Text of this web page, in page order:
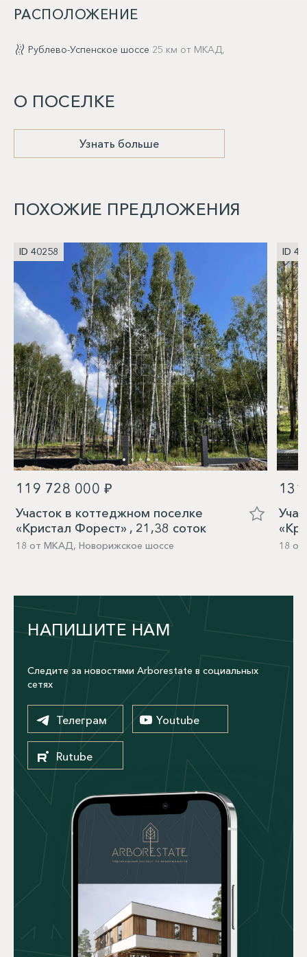
РАСПОЛОЖЕНИЕ
Рублево-Успенское шоссе 25 км от МКАД,
О ПОСЕЛКЕ
Узнать больше
ПОХОЖИЕ ПРЕДЛОЖЕНИЯ
ID 40258
119 728 000 ₽
Участок в коттеджном поселке
«Кристал Форест» , 21,38 соток
18 от МКАД, Новорижское шоссе
ID
18
НАПИШИТЕ НАМ
Следите за новостями Arborestate в социальных
сетях
Телеграм Youtube
Rutube